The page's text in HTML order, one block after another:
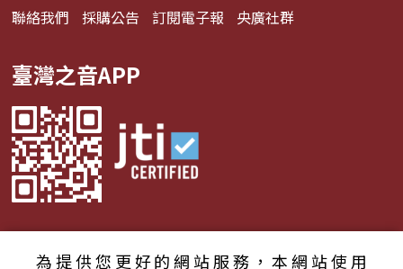
聯絡我們 採購公告 訂閱電子報 央廣社群
臺灣之音APP
為提供您更好的網站服務，本網站使用